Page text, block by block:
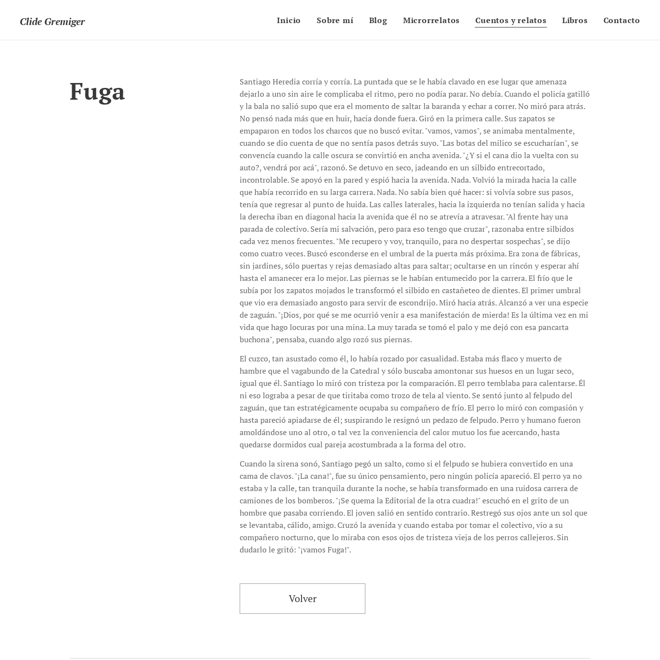
Clide Gremiger Inicio Sobre mí Blog Microrrelatos Cuentos y relatos Libros Contacto
Fuga
Santiago Heredia corría y corría. La puntada que se le había clavado en ese lugar que amenaza
dejarlo a uno sin aire le complicaba el ritmo, pero no podía parar. No debía. Cuando el policía gatilló
y la bala no salió supo que era el momento de saltar la baranda y echar a correr. No miró para atrás.
No pensó nada más que en huir, hacia donde fuera. Giró en la primera calle. Sus zapatos se
empaparon en todos los charcos que no buscó evitar. "vamos, vamos", se animaba mentalmente,
cuando se dio cuenta de que no sentía pasos detrás suyo. "Las botas del milico se escucharían", se
convencía cuando la calle oscura se convirtió en ancha avenida. "¿Y si el cana dio la vuelta con su
auto?, vendrá por acá", razonó. Se detuvo en seco, jadeando en un silbido entrecortado,
incontrolable. Se apoyó en la pared y espió hacia la avenida. Nada. Volvió la mirada hacia la calle
que había recorrido en su larga carrera. Nada. No sabía bien qué hacer: si volvía sobre sus pasos,
tenía que regresar al punto de huida. Las calles laterales, hacia la izquierda no tenían salida y hacia
la derecha iban en diagonal hacia la avenida que él no se atrevía a atravesar. "Al frente hay una
parada de colectivo. Sería mi salvación, pero para eso tengo que cruzar", razonaba entre silbidos
cada vez menos frecuentes. "Me recupero y voy, tranquilo, para no despertar sospechas", se dijo
como cuatro veces. Buscó esconderse en el umbral de la puerta más próxima. Era zona de fábricas,
sin jardines, sólo puertas y rejas demasiado altas para saltar; ocultarse en un rincón y esperar ahí
hasta el amanecer era lo mejor. Las piernas se le habían entumecido por la carrera. El frío que le
subía por los zapatos mojados le transformó el silbido en castañeteo de dientes. El primer umbral
que vio era demasiado angosto para servir de escondrijo. Miró hacia atrás. Alcanzó a ver una especie
de zaguán. "¡Dios, por qué se me ocurrió venir a esa manifestación de mierda! Es la última vez en mi
vida que hago locuras por una mina. La muy tarada se tomó el palo y me dejó con esa pancarta
buchona", pensaba, cuando algo rozó sus piernas.
El cuzco, tan asustado como él, lo había rozado por casualidad. Estaba más flaco y muerto de
hambre que el vagabundo de la Catedral y sólo buscaba amontonar sus huesos en un lugar seco,
igual que él. Santiago lo miró con tristeza por la comparación. El perro temblaba para calentarse. Él
ni eso lograba a pesar de que tiritaba como trozo de tela al viento. Se sentó junto al felpudo del
zaguán, que tan estratégicamente ocupaba su compañero de frío. El perro lo miró con compasión y
hasta pareció apiadarse de él; suspirando le resignó un pedazo de felpudo. Perro y humano fueron
amoldándose uno al otro, o tal vez la conveniencia del calor mutuo los fue acercando, hasta
quedarse dormidos cual pareja acostumbrada a la forma del otro.
Cuando la sirena sonó, Santiago pegó un salto, como si el felpudo se hubiera convertido en una
cama de clavos. "¡La cana!", fue su único pensamiento, pero ningún policía apareció. El perro ya no
estaba y la calle, tan tranquila durante la noche, se había transformado en una ruidosa carrera de
camiones de los bomberos. "¡Se quema la Editorial de la otra cuadra!" escuchó en el grito de un
hombre que pasaba corriendo. El joven salió en sentido contrario. Restregó sus ojos ante un sol que
se levantaba, cálido, amigo. Cruzó la avenida y cuando estaba por tomar el colectivo, vio a su
compañero nocturno, que lo miraba con esos ojos de tristeza vieja de los perros callejeros. Sin
dudarlo le gritó: "¡vamos Fuga!".
Volver